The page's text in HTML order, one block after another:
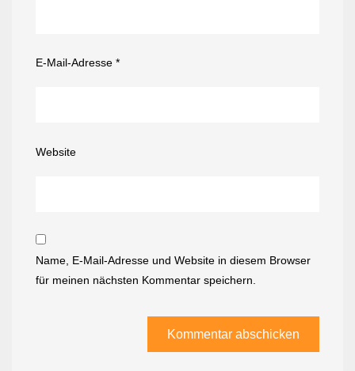
E-Mail-Adresse *
Website
Name, E-Mail-Adresse und Website in diesem Browser
für meinen nächsten Kommentar speichern.